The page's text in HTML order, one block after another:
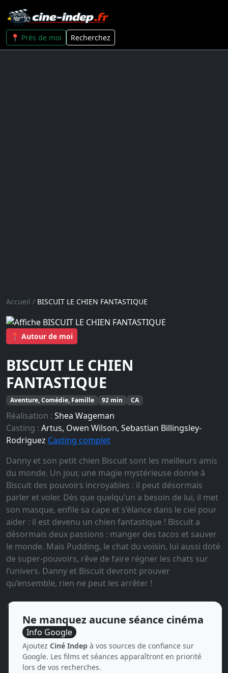
📍 Près de moi Recherchez
Accueil / BISCUIT LE CHIEN FANTASTIQUE
📍 Autour de moi
BISCUIT LE CHIEN
FANTASTIQUE
Aventure, Comédie, Famille 92 min CA
Réalisation : Shea Wageman
Casting : Artus, Owen Wilson, Sebastian Billingsley-
Rodriguez Casting complet
Danny et son petit chien Biscuit sont les meilleurs amis
du monde. Un jour, une magie mystérieuse donne à
Biscuit des pouvoirs incroyables : il peut désormais
parler et voler. Dès que quelqu’un a besoin de lui, il met
son masque, enfile sa cape et s’élance dans le ciel pour
aider : il est devenu un chien fantastique ! Biscuit a
désormais deux passions : manger des tacos et sauver
le monde. Mais Pudding, le chat du voisin, lui aussi doté
de super-pouvoirs, rêve de faire régner les chats sur
l’univers. Danny et Biscuit devront prouver
qu’ensemble, rien ne peut les arrêter !
Ne manquez aucune séance cinéma
Info Google
Ajoutez Ciné Indep à vos sources de confiance sur
Google. Les films et séances apparaîtront en priorité
lors de vos recherches.